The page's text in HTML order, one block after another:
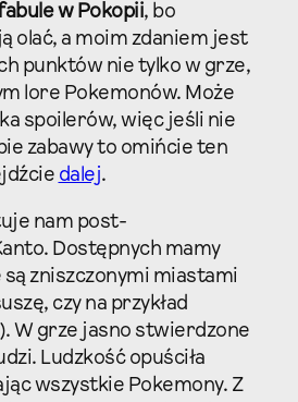
w Pokopii, bo
olać, a moim zdaniem jest
punktów nie tylko w grze,
lore Pokemonów. Może
spoilerów, więc jeśli nie
zabawy to omińcie ten
dalej.
nam post-
Dostępnych mamy
zniszczonymi miastami
czy na przykład
W grze jasno stwierdzone
Ludzkość opuściła
wszystkie Pokemony. Z